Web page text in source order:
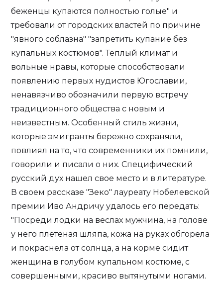
беженцы купаются полностью голые" и
требовали от городских властей по причине
"явного соблазна" "запретить купание без
купальных костюмов". Теплый климат и
вольные нравы, которые способствовали
появлению первых нудистов Югославии,
ненавязчиво обозначили первую встречу
традиционного общества с новым и
неизвестным. Особенный стиль жизни,
которые эмигранты бережно сохраняли,
повлиял на то, что современники их помнили,
говорили и писали о них. Специфический
русский дух нашел свое место и в литературе.
В своем рассказе "Зеко" лауреату Нобелевской
премии Иво Андричу удалось его передать:
"Посреди лодки на веслах мужчина, на голове
у него плетеная шляпа, кожа на руках обгорела
и покраснела от солнца, а на корме сидит
женщина в голубом купальном костюме, с
совершенными, красиво вытянутыми ногами.